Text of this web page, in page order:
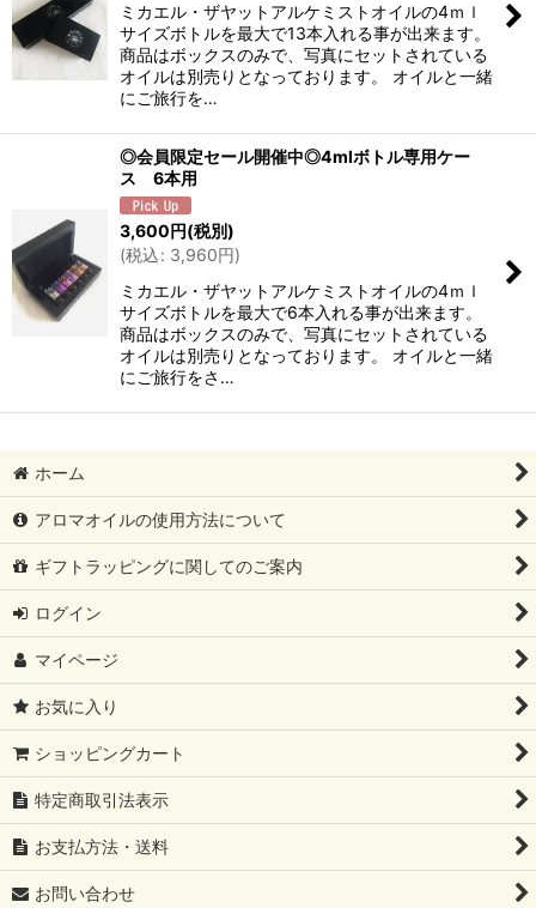
ミカエル・ザヤットアルケミストオイルの4ｍｌ
サイズボトルを最大で13本入れる事が出来ます。
商品はボックスのみで、写真にセットされている
オイルは別売りとなっております。 オイルと一緒
にご旅行を…
◎会員限定セール開催中◎4mlボトル専用ケー
ス 6本用
3,600円(税別)
(税込: 3,960円)
ミカエル・ザヤットアルケミストオイルの4ｍｌ
サイズボトルを最大で6本入れる事が出来ます。
商品はボックスのみで、写真にセットされている
オイルは別売りとなっております。 オイルと一緒
にご旅行をさ…
ホーム
アロマオイルの使用方法について
ギフトラッピングに関してのご案内
ログイン
マイページ
お気に入り
ショッピングカート
特定商取引法表示
お支払方法・送料
お問い合わせ